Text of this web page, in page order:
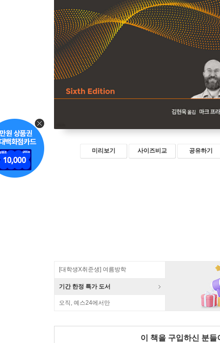
미리보기 사이즈비교 공유하기
[대학생X취준생] 여름방학
기간 한정 특가 도서
오직, 예스24에서만
이 책을 구입하신 분